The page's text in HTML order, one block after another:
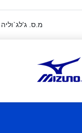
מ.ס. ג'לג`וליה